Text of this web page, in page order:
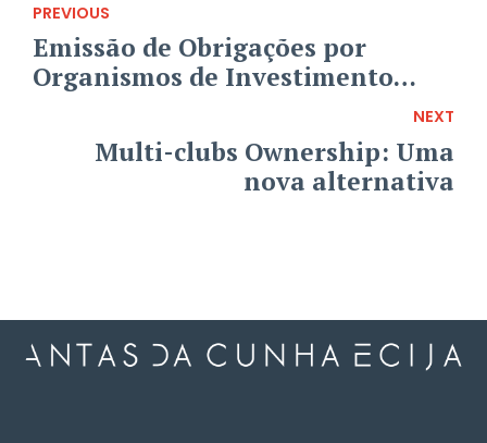
PREVIOUS
Emissão de Obrigações por
Organismos de Investimento
NEXT
Multi-clubs Ownership: Uma
nova alternativa